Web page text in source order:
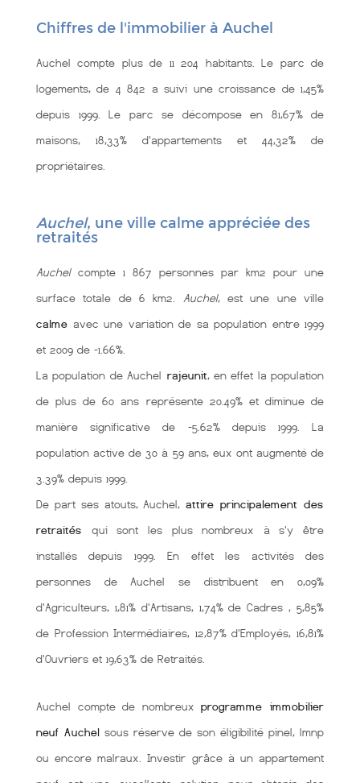
Chiffres de l'immobilier à Auchel
Auchel compte plus de 11 204 habitants. Le parc de
logements, de 4 842 a suivi une croissance de 1,45%
depuis 1999. Le parc se décompose en 81,67% de
maisons, 18,33% d'appartements et 44,32% de
propriétaires.
Auchel, une ville calme appréciée des
retraités
Auchelcompte 1 867 personnes par km2 pour une
surface totale de 6 km2. Auchel, est une une ville
calme avec une variation de sa population entre 1999
et 2009 de -1.66%.
La population de Auchel rajeunit, en effet la population
de plus de 60 ans représente 20.49% et diminue de
manière significative de -5.62% depuis 1999. La
population active de 30 à 59 ans, eux ont augmenté de
3.39% depuis 1999.
De part ses atouts, Auchel,attire principalement des
retraités qui sont les plus nombreux à s'y être
installés depuis 1999. En effet les activités des
personnes de Auchel se distribuent en 0,09%
d'Agriculteurs, 1,81% d'Artisans, 1,74% de Cadres , 5,85%
de Profession Intermédiaires, 12,87% d'Employés, 16,81%
d'Ouvriers et 19,63% de Retraités.
Auchel compte de nombreuxprogramme immobilier
neuf Auchel sous réserve de son éligibilité pinel, lmnp
ou encore malraux. Investir grâce à un appartement